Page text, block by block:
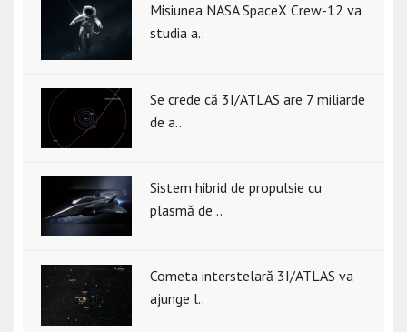
Misiunea NASA SpaceX Crew-12 va
studia a..
Se crede că 3I/ATLAS are 7 miliarde
de a..
Sistem hibrid de propulsie cu
plasmă de ..
Cometa interstelară 3I/ATLAS va
ajunge l..